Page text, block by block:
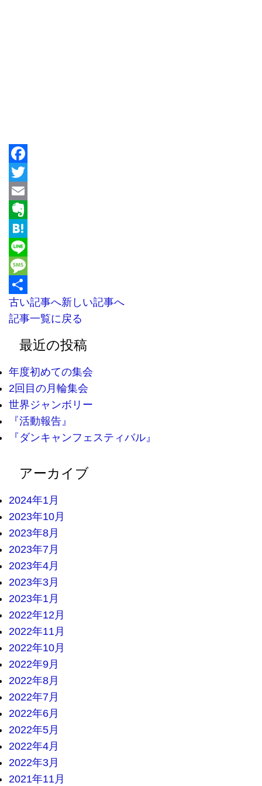
Facebook
Twitter
Email
Evernote
Hatena
Line
Message
共
有
古い記事へ新しい記事へ
記事一覧に戻る
最近の投稿
年度初めての集会
2回目の月輪集会
世界ジャンボリー
『活動報告』
『ダンキャンフェスティバル』
アーカイブ
2024年1月
2023年10月
2023年8月
2023年7月
2023年4月
2023年3月
2023年1月
2022年12月
2022年11月
2022年10月
2022年9月
2022年8月
2022年7月
2022年6月
2022年5月
2022年4月
2022年3月
2021年11月